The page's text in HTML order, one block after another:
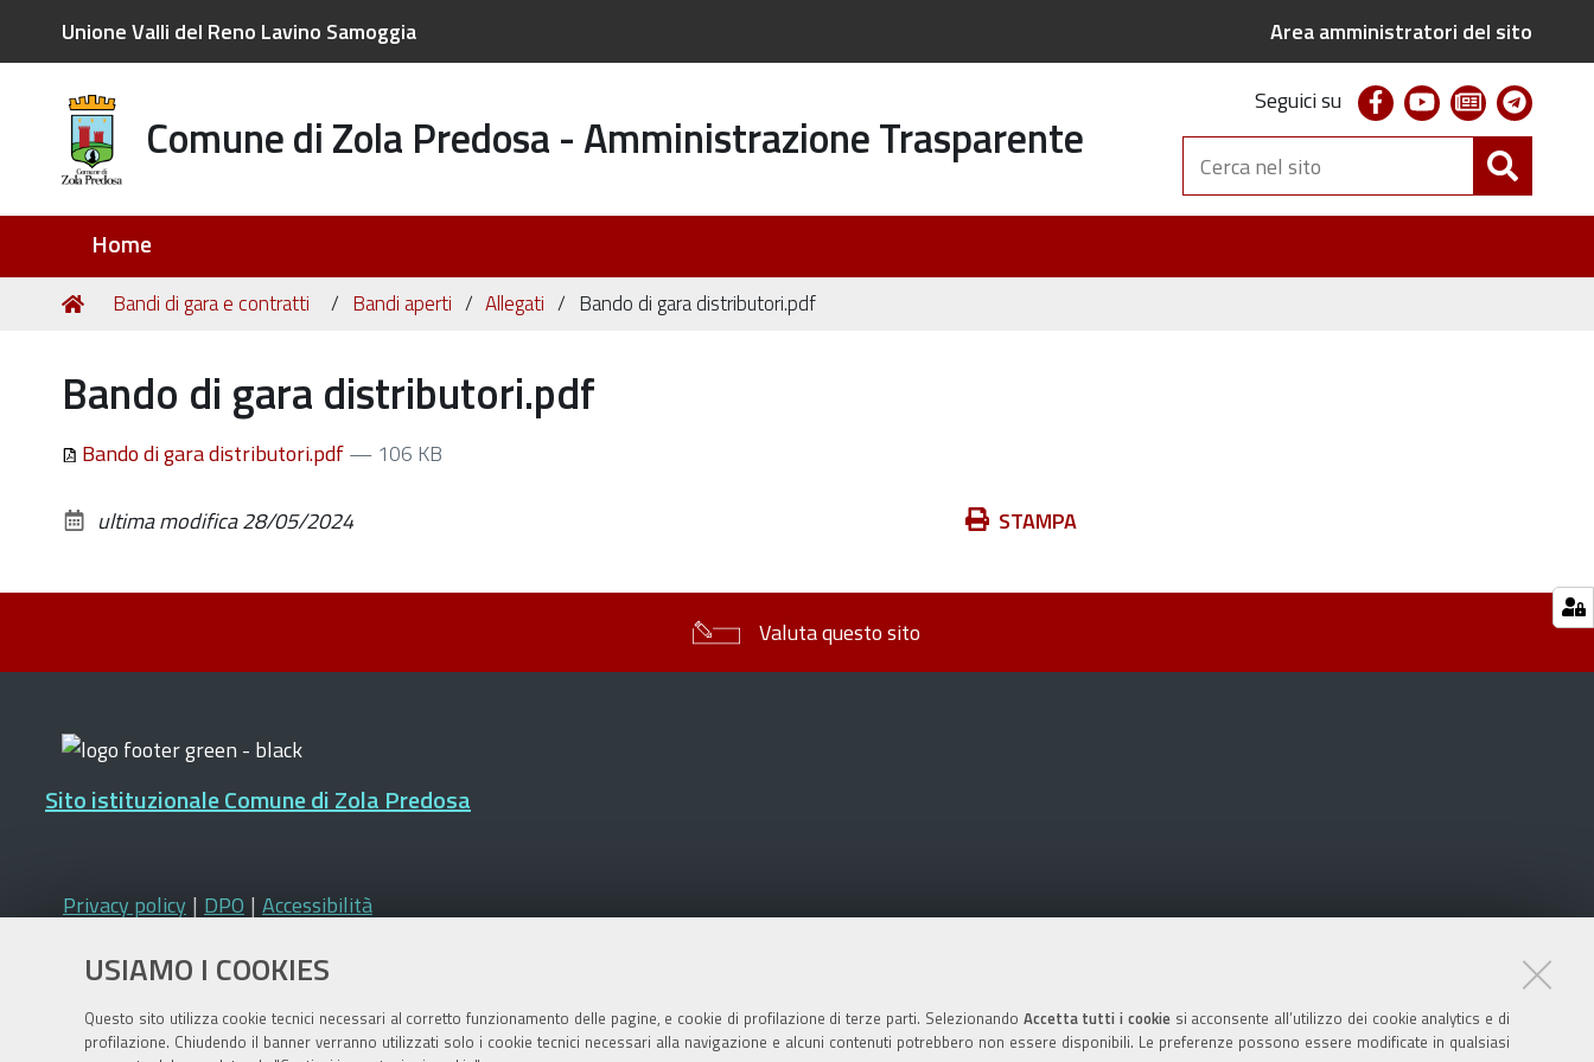
USIAMO I COOKIES
Questo sito utilizza cookie tecnici necessari al corretto funzionamento delle pagine, e cookie di profilazione di terze parti. Selezionando Accetta tutti i cookiesi acconsente all’utilizzo dei cookie analytics e di
profilazione. Chiudendo il banner verranno utilizzati solo i cookie tecnici necessari alla navigazione e alcuni contenuti potrebbero non essere disponibili. Le preferenze possono essere modificate in qualsiasi
Unione Valli del Reno Lavino Samoggia Area amministratori del sito
Comune di Zola Predosa - Amministrazione Trasparente
Seguici su facebookyoutubenewsletter
Cerca
nel
sito
Home
Tu
Home
Bandi di gara e contratti Bandi aperti Allegati Bando di gara distributori.pdf
Bando di gara distributori.pdf
Bando di gara distributori.pdf— 106 KB
Azioni STAMPA
ultima modifica28/05/2024
Valuta questo sito
Sito istituzionale Comune di Zola Predosa
Privacy policy | DPO | Accessibilità